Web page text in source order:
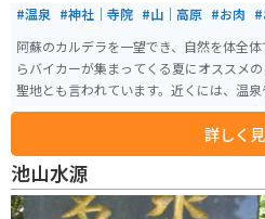
#温泉 #神社｜寺院 #山｜高原 #お肉
阿蘇のカルデラを一望でき、自然を体全
らバイカーが集まってくる夏にオススメ
聖地とも言われています。近くには、温
ならではのお土産も多数あります。 360度の大パノラマが楽しめる阿蘇随一
のビュースポットで、阿蘇の街並みや阿
きます。ここから望む阿蘇五岳は、お釈
像」と呼ばれており、秋から冬にかけて
お土産店や食事処もあり、天体観測のス
詳しく
池山水源